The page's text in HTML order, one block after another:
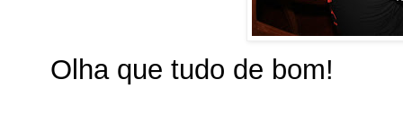
Olha que tudo de bom!